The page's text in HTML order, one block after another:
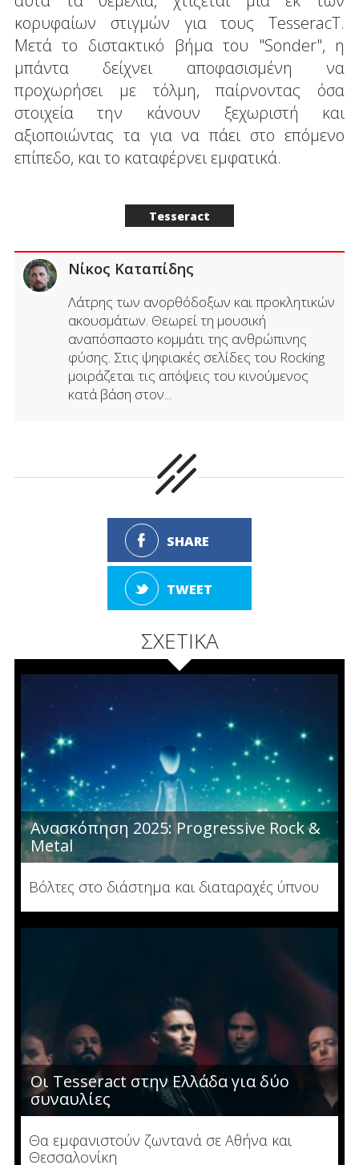
κορυφαίων στιγμών για τους TesseracT.
Μετά το διστακτικό βήμα του "Sonder", η
μπάντα δείχνει αποφασισμένη να
προχωρήσει με τόλμη, παίρνοντας όσα
στοιχεία την κάνουν ξεχωριστή και
αξιοποιώντας τα για να πάει στο επόμενο
επίπεδο, και το καταφέρνει εμφατικά.
Tesseract
Νίκος Καταπίδης
Λάτρης των ανορθόδοξων και προκλητικών
ακουσμάτων. Θεωρεί τη μουσική
αναπόσπαστο κομμάτι της ανθρώπινης
φύσης. Στις ψηφιακές σελίδες του Rocking
μοιράζεται τις απόψεις του κινούμενος
κατά βάση στον...
SHARE
TWEET
ΣΧΕΤΙΚΑ
Ανασκόπηση 2025: Progressive Rock &
Metal
Βόλτες στο διάστημα και διαταραχές ύπνου
Οι Tesseract στην Ελλάδα για δύο
συναυλίες
Θα εμφανιστούν ζωντανά σε Αθήνα και
Θεσσαλονίκη